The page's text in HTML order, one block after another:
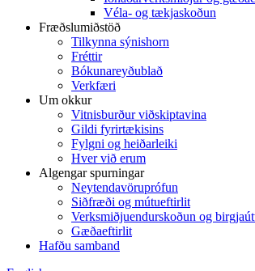
Véla- og tækjaskoðun
Fræðslumiðstöð
Tilkynna sýnishorn
Fréttir
Bókunareyðublað
Verkfæri
Um okkur
Vitnisburður viðskiptavina
Gildi fyrirtækisins
Fylgni og heiðarleiki
Hver við erum
Algengar spurningar
Neytendavöruprófun
Siðfræði og mútueftirlit
Verksmiðjuendurskoðun og
Gæðaeftirlit
Hafðu samband